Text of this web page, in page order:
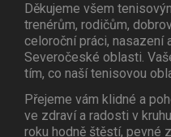
Děkujeme všem
trenérům, rodičům,
celoroční práci, nasazení
Severočeské oblasti.
tím, co naší tenisovou
Přejeme vám klidné a
ve zdraví a radosti v
roku hodně štěstí, pevné